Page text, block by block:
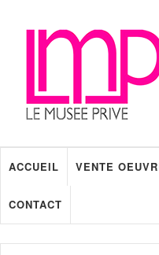
ACCUEIL VENTE
CONTACT